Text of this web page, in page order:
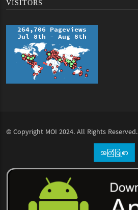
VISITORS
© Copyright MOI 2024. All Rights Reserved.
အကြံပြုစာ